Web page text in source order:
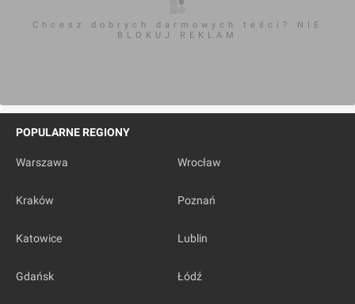
Chcesz dobrych darmowych teści? NIE
BLOKUJ REKLAM
POPULARNE REGIONY
Warszawa Wrocław
Kraków Poznań
Katowice Lublin
Gdańsk Łódź